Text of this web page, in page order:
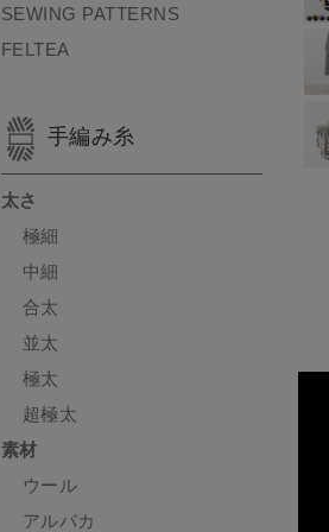
SEWING PATTERNS
FELTEA
手編み糸
太さ
極細
中細
合太
並太
極太
超極太
素材
ウール
アルパカ